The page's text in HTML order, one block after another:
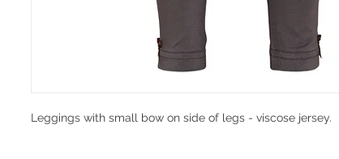
Leggings with small bow on side of legs - viscose jersey.